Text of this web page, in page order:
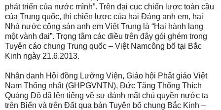
phát triển của nước mình”. Trên đại cục chiến lược toàn cầu
của Trung quốc, thì chiến lược của hai Đảng anh em, hai
Nhà nước cộng sản anh em Việt Trung là “Hai hành lang
một vành đai”. Trọng tâm các điều trên đây gói ghém trong
Tuyên cáo chung Trung quốc – Việt Namcông bố tại Bắc
Kinh ngày 21.6.2013.
Nhân danh Hội đồng Lưỡng Viện, Giáo hội Phật giáo Việt
Nam Thống nhất (GHPGVNTN), Đức Tăng Thống Thích
Quảng Độ đã lên tiếng về sự đánh mất chủ quyền nước ta
trên Biển và trên Đất qua bản Tuyên bố chung Bắc Kinh –